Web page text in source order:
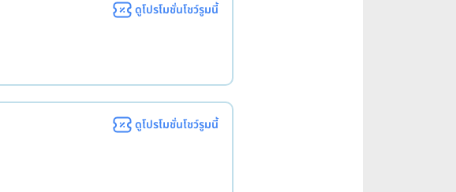
ดูโปรโมชั่นโชว์รูมนี้
ดูโปรโมชั่นโชว์รูมนี้